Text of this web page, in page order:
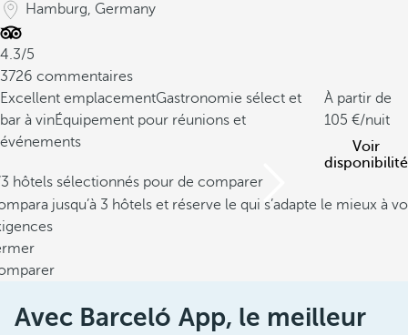
Hamburg, Germany
4.3/5
3726 commentaires
Excellent emplacementGastronomie sélect et
bar à vinÉquipement pour réunions et
événements
À partir de
105
/nuit
Voir
disponibilité
hôtels sélectionnés pour de comparer
jusqu’à 3 hôtels et réserve le qui s’adapte le mieux à
Avec Barceló App, le meilleur